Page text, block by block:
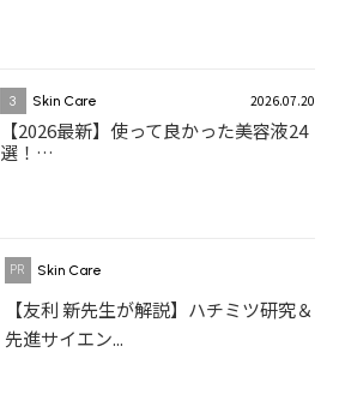
3 Skin Care 2026.07.20
【2026最新】使って良かった美容液24
選！…
Skin Care
【友利 新先生が解説】ハチミツ研究＆
先進サイエン...